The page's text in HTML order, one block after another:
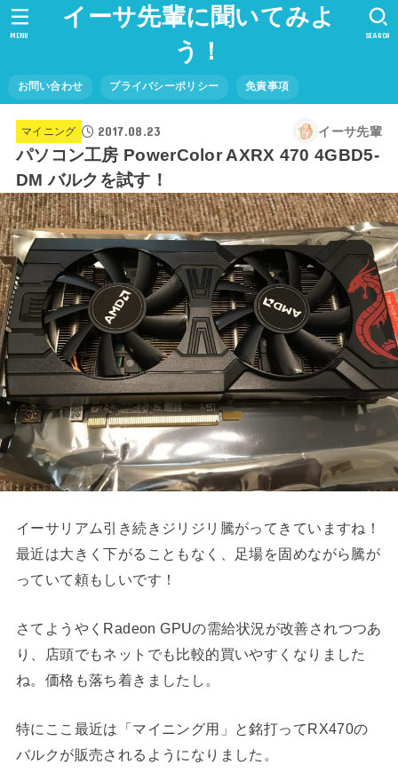
イーサ先輩に聞いてみよ
う！
お問い合わせ プライバシーポリシー 免責事項
SEARCH
MENU
マイニング 2017.08.23 イーサ先輩
パソコン工房 PowerColor AXRX 470 4GBD5-
DM バルクを試す！
イーサリアム引き続きジリジリ騰がってきていますね！
最近は大きく下がることもなく、足場を固めながら騰が
っていて頼もしいです！
さてようやくRadeon GPUの需給状況が改善されつつあ
り、店頭でもネットでも比較的買いやすくなりました
ね。価格も落ち着きましたし。
特にここ最近は「マイニング用」と銘打ってRX470の
バルクが販売されるようになりました。